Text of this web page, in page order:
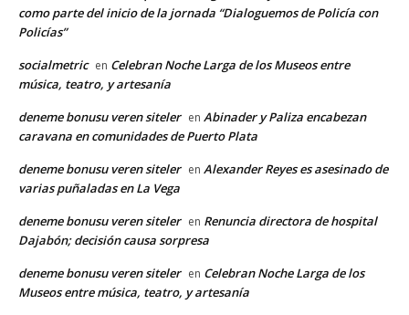
como parte del inicio de la jornada “Dialoguemos de Policía con
Policías”
socialmetric en Celebran Noche Larga de los Museos entre
música, teatro, y artesanía
deneme bonusu veren siteler en Abinader y Paliza encabezan
caravana en comunidades de Puerto Plata
deneme bonusu veren siteler en Alexander Reyes es asesinado de
varias puñaladas en La Vega
deneme bonusu veren siteler en Renuncia directora de hospital
Dajabón; decisión causa sorpresa
deneme bonusu veren siteler en Celebran Noche Larga de los
Museos entre música, teatro, y artesanía